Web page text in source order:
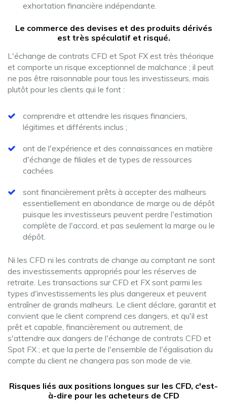
exhortation financière indépendante.
Le commerce des devises et des produits dérivés
est très spéculatif et risqué.
L'échange de contrats CFD et Spot FX est très théorique
et comporte un risque exceptionnel de malchance ; il peut
ne pas être raisonnable pour tous les investisseurs, mais
plutôt pour les clients qui le font :
comprendre et attendre les risques financiers,
légitimes et différents inclus ;
ont de l'expérience et des connaissances en matière
d'échange de filiales et de types de ressources
cachées
sont financièrement prêts à accepter des malheurs
essentiellement en abondance de marge ou de dépôt
puisque les investisseurs peuvent perdre l'estimation
complète de l'accord, et pas seulement la marge ou le
dépôt.
Ni les CFD ni les contrats de change au comptant ne sont
des investissements appropriés pour les réserves de
retraite. Les transactions sur CFD et FX sont parmi les
types d'investissements les plus dangereux et peuvent
entraîner de grands malheurs. Le client déclare, garantit et
convient que le client comprend ces dangers, et qu'il est
prêt et capable, financièrement ou autrement, de
s'attendre aux dangers de l'échange de contrats CFD et
Spot FX ; et que la perte de l'ensemble de l'égalisation du
compte du client ne changera pas son mode de vie.
Risques liés aux positions longues sur les CFD, c'est-
à-dire pour les acheteurs de CFD